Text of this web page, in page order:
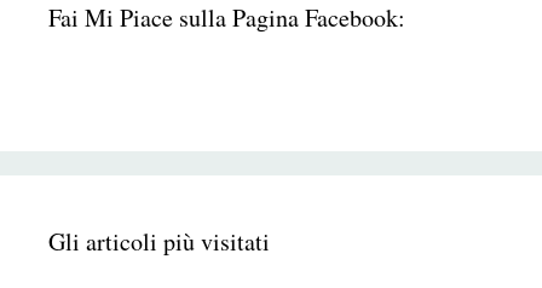
Fai Mi Piace sulla Pagina Facebook:
Gli articoli più visitati